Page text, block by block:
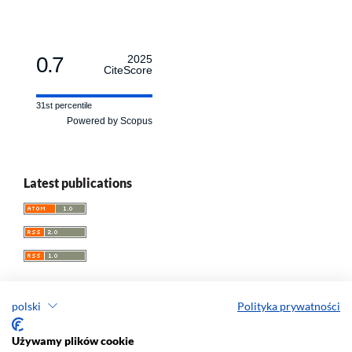
polski Polityka prywatności
Używamy plików cookie
0.7
2025
CiteScore
31st percentile
Powered by Scopus
Latest publications
Przegląd Socjologii Jakościowej